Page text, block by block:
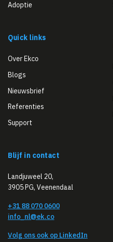
Adoptie
Quick links
Over Ekco
Blogs
Nieuwsbrief
Referenties
Support
Blijf in contact
Landjuweel 20,
3905 PG, Veenendaal
+31 88 070 0600
info_nl@ek.co
Volg ons ook op LinkedIn